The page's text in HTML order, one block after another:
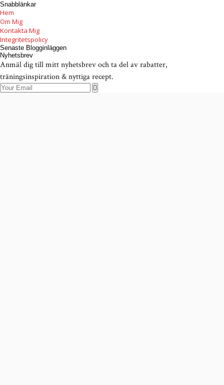
Snabblänkar
Hem
Om Mig
Kontakta Mig
Integritetspolicy
Senaste Blogginläggen
Nyhetsbrev
Anmäl dig till mitt nyhetsbrev och ta del av rabatter,
träningsinspiration & nyttiga recept.